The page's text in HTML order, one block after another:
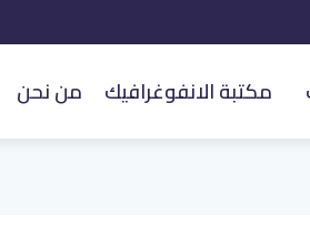
مكتبة الانفوغرافيك من نحن